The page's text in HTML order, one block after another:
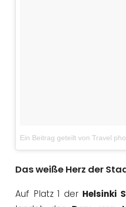
Das weiße Herz der
Auf Platz 1 der Helsinki